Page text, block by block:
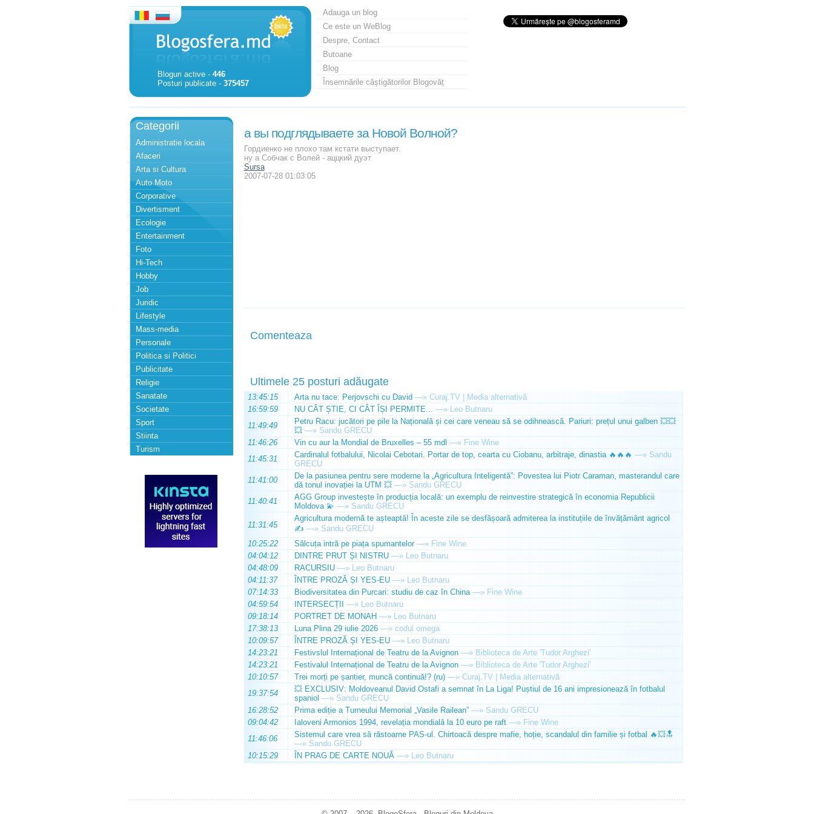
Bloguri active - 446
Posturi publicate - 375457
Adauga un blog
Ce este un WeBlog
Despre, Contact
Butoane
Blog
Însemnările câștigătorilor Blogovăț
Categorii
Administratie locala
Afaceri
Arta si Cultura
Auto Moto
Corporative
Divertisment
Ecologie
Entertainment
Foto
Hi-Tech
Hobby
Job
Juridic
Lifestyle
Mass-media
Personale
Politica si Politici
Publicitate
Religie
Sanatate
Societate
Sport
Stiinta
Turism
а вы подглядываете за Новой Волной?
Гордиенко не плохо там кстати выступает.
ну а Собчак с Волей - аццкий дуэт
Sursa
2007-07-28 01:03:05
Comenteaza
Ultimele 25 posturi adăugate
13:45:15 Arta nu tace: Perjovschi cu David —» Curaj.TV | Media alternativă
16:59:59
NU CÂT ȘTIE, CI CÂT ÎȘI PERMITE... —» Leo Butnaru
11:49:49
Petru Racu: jucători pe pile la Națională și cei care veneau să se odihnească. Pariuri: prețul unui galben 💥💥
💥 —» Sandu GRECU
11:46:26
Vin cu aur la Mondial de Bruxelles – 55 mdl —» Fine Wine
11:45:31
Cardinalul fotbalului, Nicolai Cebotari. Portar de top, cearta cu Ciobanu, arbitraje, dinastia 🔥🔥🔥 —» Sandu
GRECU
11:41:00
De la pasiunea pentru sere moderne la „Agricultura Inteligentă”: Povestea lui Piotr Caraman, masterandul care
dă tonul inovației la UTM 💥 —» Sandu GRECU
11:40:41
AGG Group investește în producția locală: un exemplu de reinvestire strategică în economia Republicii
Moldova 💫 —» Sandu GRECU
11:31:45
Agricultura modernă te așteaptă! În aceste zile se desfășoară admiterea la instituțiile de învățământ agricol
✍️ —» Sandu GRECU
10:25:22
Sălcuța intră pe piața spumantelor —» Fine Wine
04:04:12
DINTRE PRUT ȘI NISTRU —» Leo Butnaru
04:48:09
RACURSIU —» Leo Butnaru
04:11:37
ÎNTRE PROZĂ ȘI YES-EU —» Leo Butnaru
07:14:33
Biodiversitatea din Purcari: studiu de caz în China —» Fine Wine
04:59:54
INTERSECȚII —» Leo Butnaru
09:18:14
PORTRET DE MONAH —» Leo Butnaru
17:38:13
Luna Plina 29 iulie 2026 —» codul omega
10:09:57
ÎNTRE PROZĂ ȘI YES-EU —» Leo Butnaru
14:23:21
Festivslul Internațional de Teatru de la Avignon —» Biblioteca de Arte 'Tudor Arghezi'
14:23:21
Festivalul Internațional de Teatru de la Avignon —» Biblioteca de Arte 'Tudor Arghezi'
10:10:57
Trei morți pe șantier, muncă continuă!? (ru) —» Curaj.TV | Media alternativă
19:37:54
💥 EXCLUSIV: Moldoveanul David Ostafi a semnat în La Liga! Puștiul de 16 ani impresionează în fotbalul
spaniol —» Sandu GRECU
16:28:52
Prima ediție a Turneului Memorial „Vasile Railean” —» Sandu GRECU
09:04:42
Ialoveni Armonios 1994, revelația mondială la 10 euro pe raft —» Fine Wine
11:46:06
Sistemul care vrea să răstoarne PAS-ul. Chirtoacă despre mafie, hoție, scandalul din familie și fotbal 🔥💥🔝
—» Sandu GRECU
10:15:29
ÎN PRAG DE CARTE NOUĂ —» Leo Butnaru